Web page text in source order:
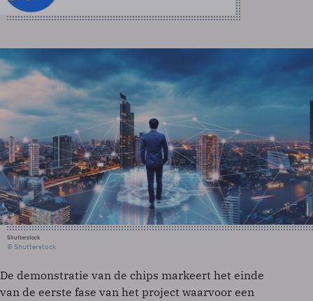
Shutterstock
© Shutterstock
De demonstratie van de chips markeert het einde
van de eerste fase van het project waarvoor een